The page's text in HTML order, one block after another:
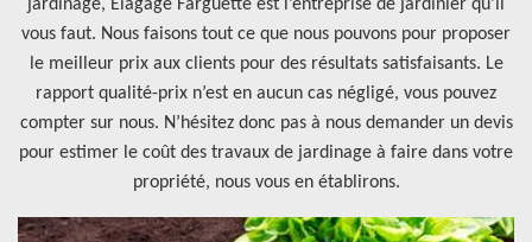
jardinage, Elagage Farguette est l’entreprise de jardinier qu’il
vous faut. Nous faisons tout ce que nous pouvons pour proposer
le meilleur prix aux clients pour des résultats satisfaisants. Le
rapport qualité-prix n’est en aucun cas négligé, vous pouvez
compter sur nous. N’hésitez donc pas à nous demander un devis
pour estimer le coût des travaux de jardinage à faire dans votre
propriété, nous vous en établirons.